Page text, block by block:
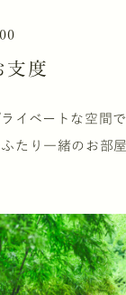
支度
ライベートな空間
たり一緒のお部